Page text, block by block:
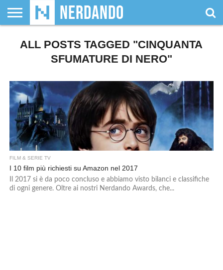
SIAMO
GIOCHI
DA
GIOCHI
DI
VIDEOGAMES
FILM
&
FUMETTI
& LIBRI
MAGIC:
THE
GATHERING
DUNGEONS
&
DRAGONS
WRESTLING
NERDANDO
AWARDS
I
BOLLINI
ALL POSTS TAGGED "CINQUANTA
SFUMATURE DI NERO"
FILM & SERIE TV
I 10 film più richiesti su Amazon nel 2017
Il 2017 si è da poco concluso e abbiamo visto bilanci e classifiche
di ogni genere. Oltre ai nostri Nerdando Awards, che...